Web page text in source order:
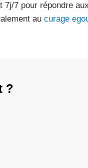
7j/7 pour répondre
au curage
?